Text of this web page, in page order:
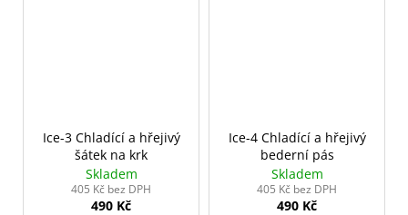
Ice-3 Chladící a hřejivý
šátek na krk
Skladem
405 Kč bez DPH
490 Kč
Ice-4 Chladící a hřejivý
bederní pás
Skladem
405 Kč bez DPH
490 Kč